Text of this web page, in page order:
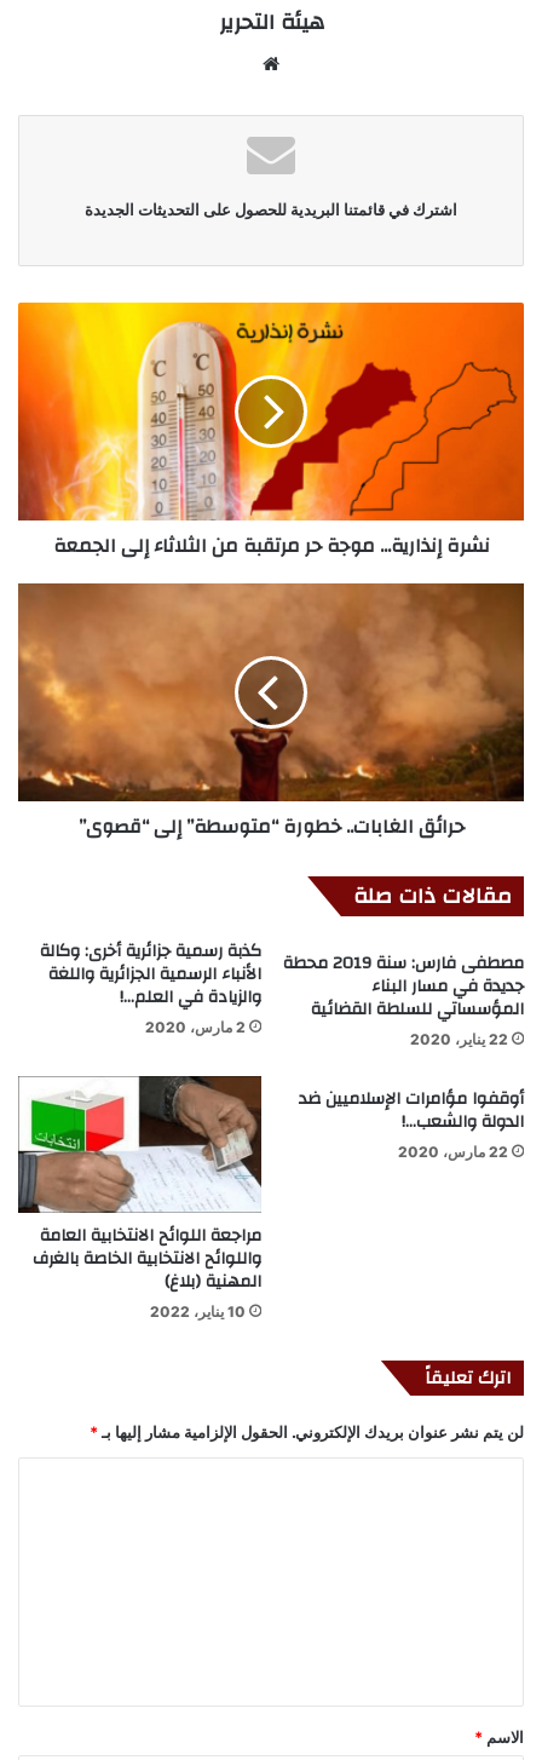
هيئة التحرير
اشترك في قائمتنا البريدية للحصول على التحديثات الجديدة
نشرة إنذارية... موجة حر مرتقبة من الثلاثاء إلى الجمعة
حرائق الغابات.. خطورة “متوسطة” إلى “قصوى”
مقالات ذات صلة
مصطفى فارس: سنة 2019 محطة
جديدة في مسار البناء
المؤسساتي للسلطة القضائية
22 يناير، 2020
كذبة رسمية جزائرية أخرى: وكالة
الأنباء الرسمية الجزائرية واللغة
والزيادة في العلم…!
2 مارس، 2020
أوقفوا مؤامرات الإسلاميين ضد
الدولة والشعب…!
22 مارس، 2020
مراجعة اللوائح الانتخابية العامة
واللوائح الانتخابية الخاصة بالغرف
المهنية (بلاغ)
10 يناير، 2022
اترك تعليقاً
لن يتم نشر عنوان بريدك الإلكتروني. الحقول الإلزامية مشار إليها بـ*
*
الاسم *